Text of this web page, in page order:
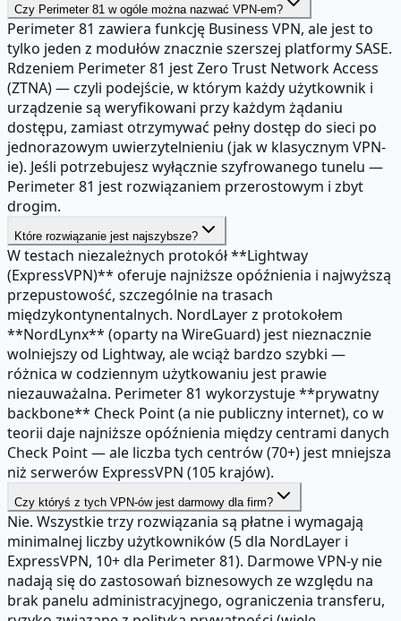
Czy Perimeter 81 w ogóle można nazwać VPN-em?
Perimeter 81 zawiera funkcję Business VPN, ale jest to
tylko jeden z modułów znacznie szerszej platformy SASE.
Rdzeniem Perimeter 81 jest Zero Trust Network Access
(ZTNA) — czyli podejście, w którym każdy użytkownik i
urządzenie są weryfikowani przy każdym żądaniu
dostępu, zamiast otrzymywać pełny dostęp do sieci po
jednorazowym uwierzytelnieniu (jak w klasycznym VPN-
ie). Jeśli potrzebujesz wyłącznie szyfrowanego tunelu —
Perimeter 81 jest rozwiązaniem przerostowym i zbyt
drogim.
Które rozwiązanie jest najszybsze?
W testach niezależnych protokół **Lightway
(ExpressVPN)** oferuje najniższe opóźnienia i najwyższą
przepustowość, szczególnie na trasach
międzykontynentalnych. NordLayer z protokołem
**NordLynx** (oparty na WireGuard) jest nieznacznie
wolniejszy od Lightway, ale wciąż bardzo szybki —
różnica w codziennym użytkowaniu jest prawie
niezauważalna. Perimeter 81 wykorzystuje **prywatny
backbone** Check Point (a nie publiczny internet), co w
teorii daje najniższe opóźnienia między centrami danych
Check Point — ale liczba tych centrów (70+) jest mniejsza
niż serwerów ExpressVPN (105 krajów).
Czy któryś z tych VPN-ów jest darmowy dla firm?
Nie. Wszystkie trzy rozwiązania są płatne i wymagają
minimalnej liczby użytkowników (5 dla NordLayer i
ExpressVPN, 10+ dla Perimeter 81). Darmowe VPN-y nie
nadają się do zastosowań biznesowych ze względu na
brak panelu administracyjnego, ograniczenia transferu,